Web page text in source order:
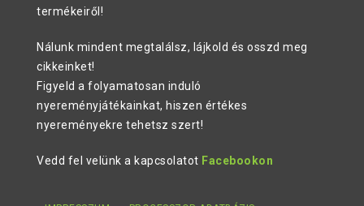
termékeiről!
Nálunk mindent megtalálsz, lájkold és osszd meg
cikkeinket!
Figyeld a folyamatosan induló
nyereményjátékainkat, hiszen értékes
nyereményekre tehetsz szert!
Vedd fel velünk a kapcsolatot Facebookon